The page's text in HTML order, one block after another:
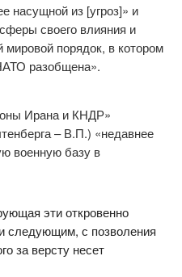
насущной из [угроз]» и
своего влияния и
мировой порядок, в котором
разобщена».
Ирана и КНДР»
– В.П.) «недавнее
военную базу в
эти откровенно
следующим, с позволения
за версту несет